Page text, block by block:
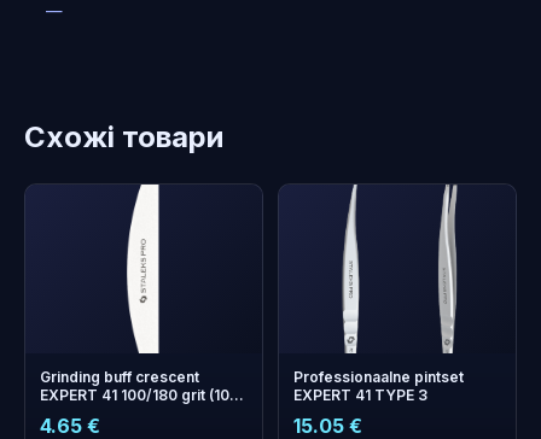
—
Схожі товари
Grinding buff crescent
EXPERT 41 100/180 grit (10
4.65 €
Professionaalne pintset
EXPERT 41 TYPE 3
15.05 €